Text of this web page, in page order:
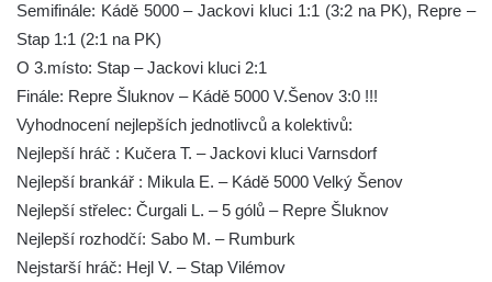
Semifinále: Kádě 5000 – Jackovi kluci 1:1 (3:2 na PK), Repre –
Stap 1:1 (2:1 na PK)
O 3.místo: Stap – Jackovi kluci 2:1
Finále: Repre Šluknov – Kádě 5000 V.Šenov 3:0 !!!
Vyhodnocení nejlepších jednotlivců a kolektivů:
Nejlepší hráč : Kučera T. – Jackovi kluci Varnsdorf
Nejlepší brankář : Mikula E. – Kádě 5000 Velký Šenov
Nejlepší střelec: Čurgali L. – 5 gólů – Repre Šluknov
Nejlepší rozhodčí: Sabo M. – Rumburk
Nejstarší hráč: Hejl V. – Stap Vilémov